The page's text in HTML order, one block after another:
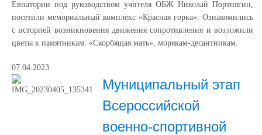
Евпатории под руководством учителя ОБЖ Николай Портнягин,
посетили мемориальный комплекс «Красная горка». Ознакомились
с историей возникновения движения сопротивления и возложили
цветы к памятникам: «Скорбящая мать», морякам-десантникам.
07.04.2023
Муниципальный этап
Всероссийской
военно-спортивной